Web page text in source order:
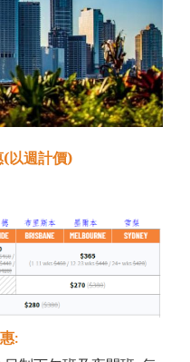
以週計價)
: